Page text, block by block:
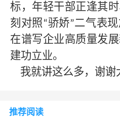
标，年轻干部正逢其
刻对照“骄娇”二气表
在谱写企业高质量发
建功立业。
我就讲这么多，谢谢
推荐阅读